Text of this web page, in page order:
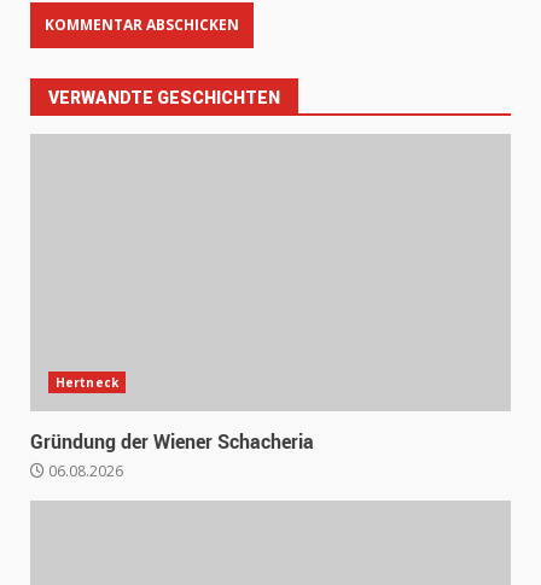
VERWANDTE GESCHICHTEN
Hertneck
Gründung der Wiener Schacheria
06.08.2026